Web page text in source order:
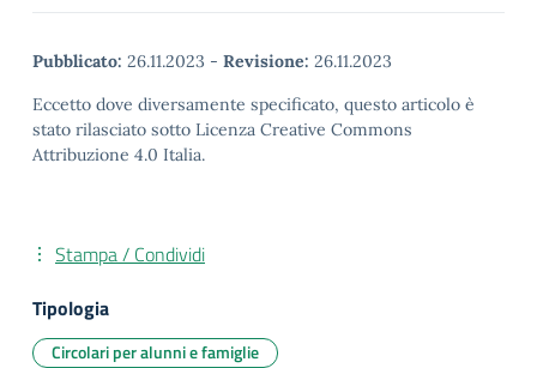
Pubblicato: 26.11.2023 - Revisione: 26.11.2023
Eccetto dove diversamente specificato, questo articolo è
stato rilasciato sotto Licenza Creative Commons
Attribuzione 4.0 Italia.
Stampa / Condividi
Tipologia
Circolari per alunni e famiglie